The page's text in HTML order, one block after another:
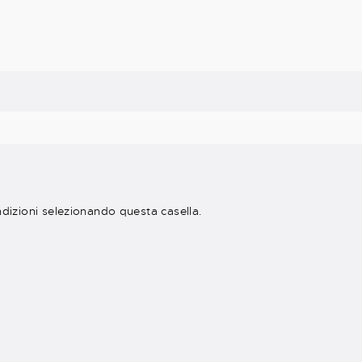
selezionando questa casella.